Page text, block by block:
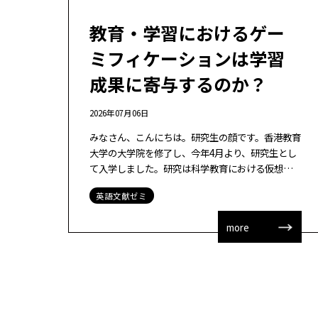
教育・学習におけるゲー
ミフィケーションは学習
成果に寄与するのか？
2026年07月06日
みなさん、こんにちは。研究生の顔です。香港教育
大学の大学院を修了し、今年4月より、研究生とし
て入学しました。研究は科学教育における仮想現
実のデザイン・開発研究をしたいと考えています。
そのデザインという点で、ゲーミフィケー […]
英語文献ゼミ
more